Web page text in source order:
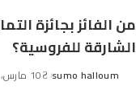
من الفائز بجائزة
الشارقة للفروسية؟
Posted
sumo halloum 10 مارس، 2025